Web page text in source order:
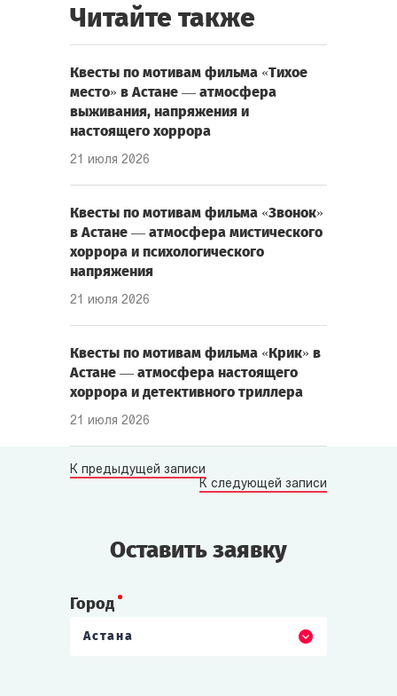
Читайте также
Квесты по мотивам фильма «Тихое
место» в Астане — атмосфера
выживания, напряжения и
настоящего хоррора
21 июля 2026
Квесты по мотивам фильма «Звонок»
в Астане — атмосфера мистического
хоррора и психологического
напряжения
21 июля 2026
Квесты по мотивам фильма «Крик» в
Астане — атмосфера настоящего
хоррора и детективного триллера
21 июля 2026
К предыдущей записи
К следующей записи
Оставить заявку
Город
Астана